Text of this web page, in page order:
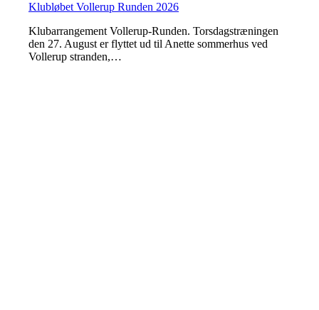
Klubløbet Vollerup Runden 2026
Klubarrangement Vollerup-Runden. Torsdagstræningen
den 27. August er flyttet ud til Anette sommerhus ved
Vollerup stranden,…